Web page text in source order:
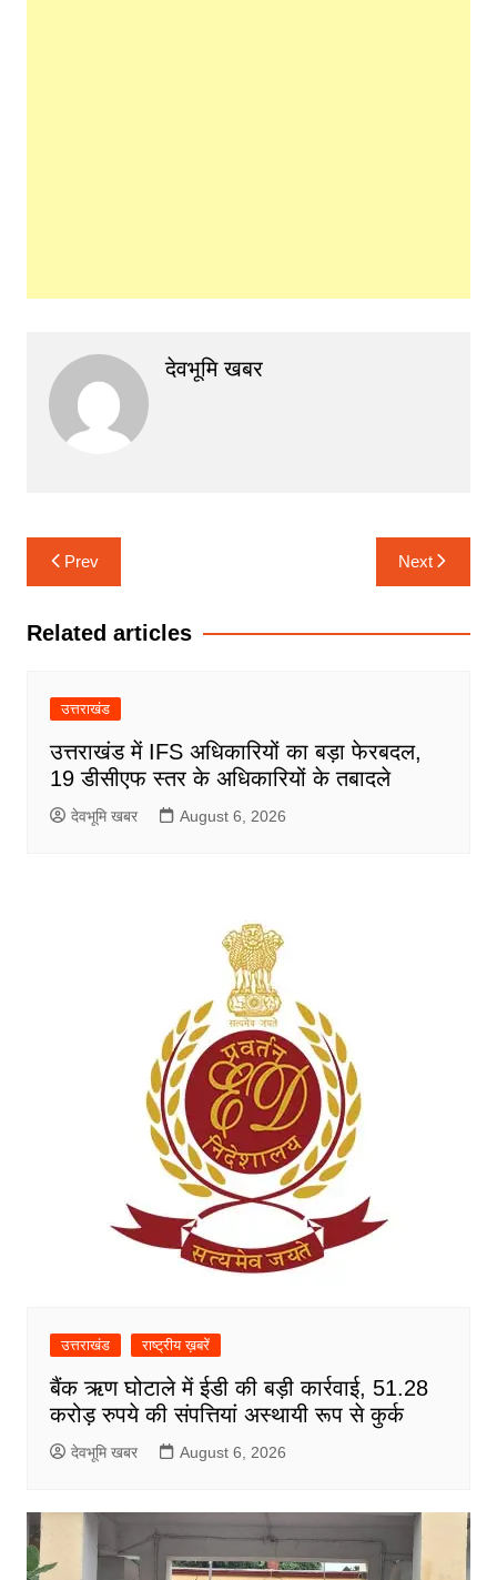
देवभूमि खबर
Post
navigation
Prev Next
Related articles
उत्तराखंड
उत्तराखंड में IFS अधिकारियों का बड़ा फेरबदल,
19 डीसीएफ स्तर के अधिकारियों के तबादले
देवभूमि खबर August 6, 2026
उत्तराखंड राष्ट्रीय ख़बरें
बैंक ऋण घोटाले में ईडी की बड़ी कार्रवाई, 51.28
करोड़ रुपये की संपत्तियां अस्थायी रूप से कुर्क
देवभूमि खबर August 6, 2026